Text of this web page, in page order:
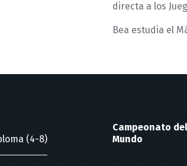
directa a los
Bea estudia el
(4-8)
Campeonato del
Mundo